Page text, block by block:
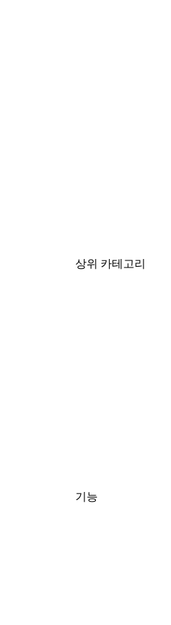
상위 카테고리
기능